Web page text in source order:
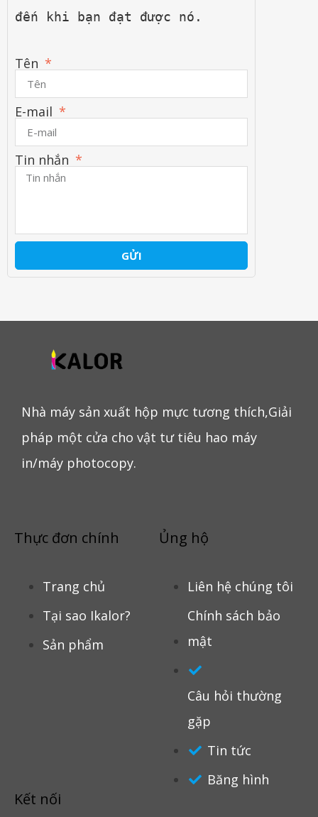
đến khi bạn đạt được nó.
Tên
E-mail
Tin nhắn
GỬI
Nhà máy sản xuất hộp mực tương thích,Giải
pháp một cửa cho vật tư tiêu hao máy
in/máy photocopy.
Thực đơn chính
Trang chủ
Tại sao Ikalor?
Sản phẩm
Ủng hộ
Liên hệ chúng tôi
Chính sách bảo
mật
Câu hỏi thường
gặp
Tin tức
Băng hình
Kết nối